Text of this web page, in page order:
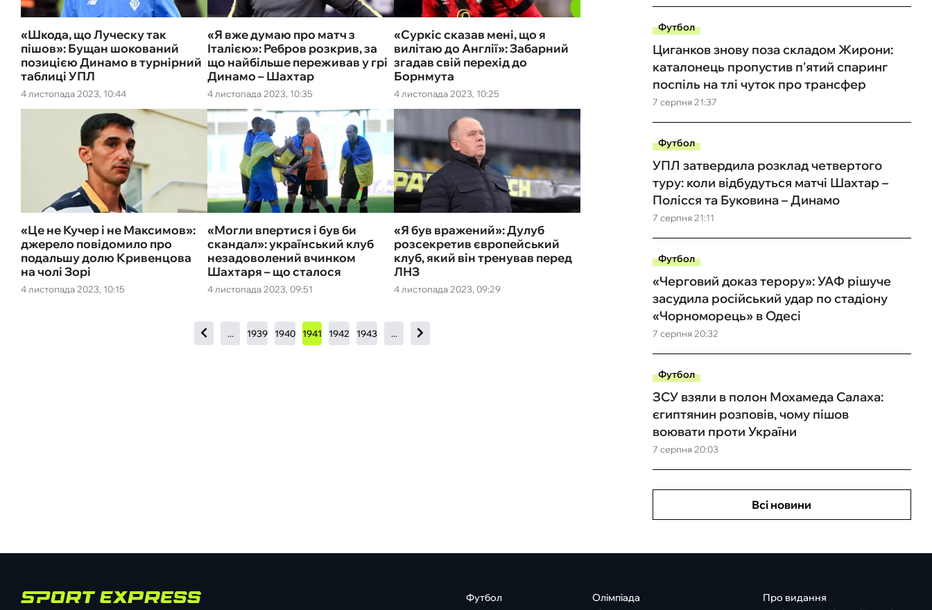
4 листопада 2023, 10:44
«Шкода, що Луческу так
пішов»: Бущан шокований
позицією Динамо в турнірний
таблиці УПЛ
4 листопада 2023, 10:35
«Я вже думаю про матч з
Італією»: Ребров розкрив, за
що найбільше переживав у грі
Динамо – Шахтар
4 листопада 2023, 10:25
«Суркіс сказав мені, що я
вилітаю до Англії»: Забарний
згадав свій перехід до
Борнмута
4 листопада 2023, 10:15
«Це не Кучер і не Максимов»:
джерело повідомило про
подальшу долю Кривенцова
на чолі Зорі
4 листопада 2023, 09:51
«Могли впертися і був би
скандал»: український клуб
незадоволений вчинком
Шахтаря – що сталося
4 листопада 2023, 09:29
«Я був вражений»: Дулуб
розсекретив європейський
клуб, який він тренував перед
ЛНЗ
... 1939 1940 1941 1942 1943 ...
Футбол
7 серпня 21:37
Циганков знову поза складом Жирони:
каталонець пропустив п'ятий спаринг
поспіль на тлі чуток про трансфер
Футбол
7 серпня 21:11
УПЛ затвердила розклад четвертого
туру: коли відбудуться матчі Шахтар –
Полісся та Буковина – Динамо
Футбол
7 серпня 20:32
«Черговий доказ терору»: УАФ рішуче
засудила російський удар по стадіону
«Чорноморець» в Одесі
Футбол
7 серпня 20:03
ЗСУ взяли в полон Мохамеда Салаха:
єгиптянин розповів, чому пішов
воювати проти України
Всі новини
Футбол
Олімпіада
Про видання